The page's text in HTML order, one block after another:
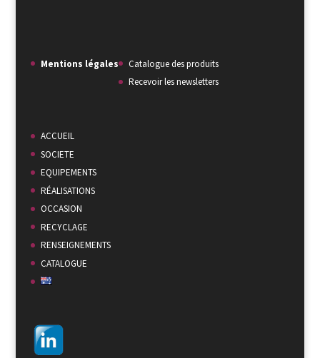
Mentions légales
Catalogue des produits
Recevoir les newsletters
ACCUEIL
SOCIETE
EQUIPEMENTS
RÉALISATIONS
OCCASION
RECYCLAGE
RENSEIGNEMENTS
CATALOGUE